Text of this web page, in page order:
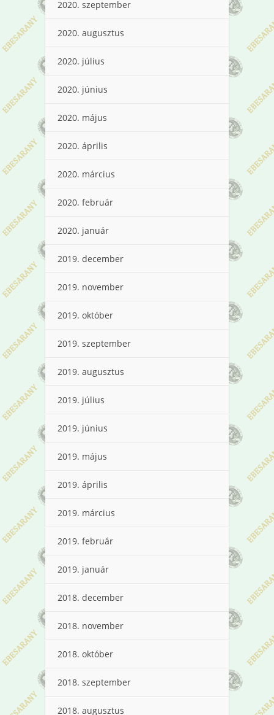
2020. szeptember
2020. augusztus
2020. július
2020. június
2020. május
2020. április
2020. március
2020. február
2020. január
2019. december
2019. november
2019. október
2019. szeptember
2019. augusztus
2019. július
2019. június
2019. május
2019. április
2019. március
2019. február
2019. január
2018. december
2018. november
2018. október
2018. szeptember
2018. augusztus